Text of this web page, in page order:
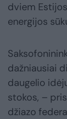
dviem
energijos
dažniausiai
daugelio
stokos, –
džiazo